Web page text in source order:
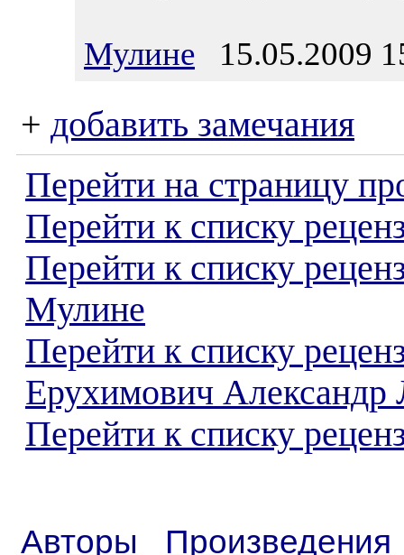
Мулине 15.05.2009
+ добавить замечания
Перейти на страницу
Перейти к списку
Перейти к списку
Мулине
Перейти к списку
Ерухимович Александр
Перейти к списку
Авторы
Произведения